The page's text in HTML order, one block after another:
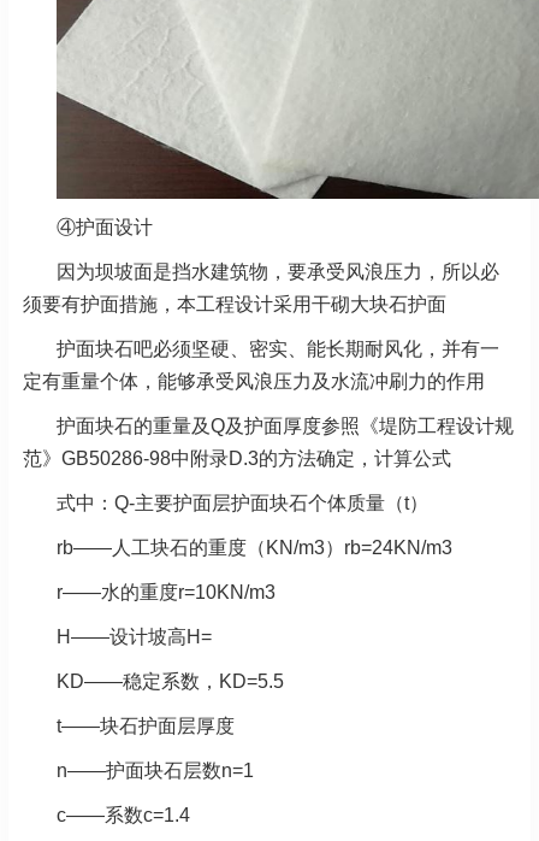
④护面设计
因为坝坡面是挡水建筑物，要承受风浪压力，所以必
须要有护面措施，本工程设计采用干砌大块石护面
护面块石吧必须坚硬、密实、能长期耐风化，并有一
定有重量个体，能够承受风浪压力及水流冲刷力的作用
护面块石的重量及Q及护面厚度参照《堤防工程设计规
范》GB50286-98中附录D.3的方法确定，计算公式
式中：Q-主要护面层护面块石个体质量（t）
rb——人工块石的重度（KN/m3）rb=24KN/m3
r——水的重度r=10KN/m3
H——设计坡高H=
KD——稳定系数，KD=5.5
t——块石护面层厚度
n——护面块石层数n=1
c——系数c=1.4